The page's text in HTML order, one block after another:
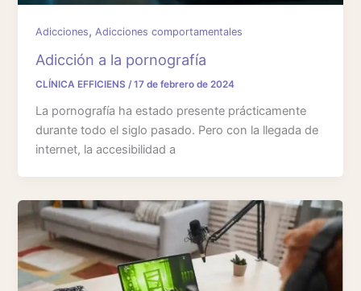
Adicciones,Adicciones comportamentales
Adicción a la pornografía
CLÍNICA EFFICIENS/17 de febrero de 2024
La pornografía ha estado presente prácticamente
durante todo el siglo pasado. Pero con la llegada de
internet, la accesibilidad a